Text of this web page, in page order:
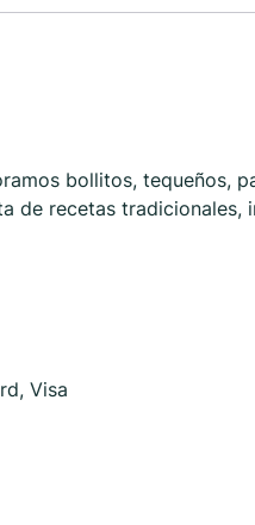
bollitos, tequeños,
de recetas tradicionales,
Visa